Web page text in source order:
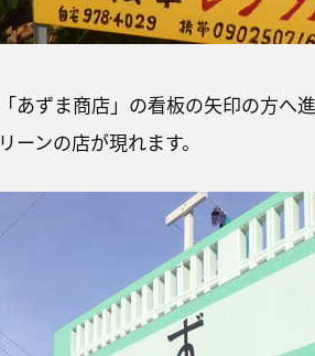
「あずま商店」の看板の矢印の方へ
リーンの店が現れます。